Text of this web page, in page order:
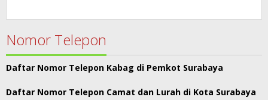
Nomor Telepon
Daftar Nomor Telepon Kabag di Pemkot Surabaya
Daftar Nomor Telepon Camat dan Lurah di Kota Surabaya